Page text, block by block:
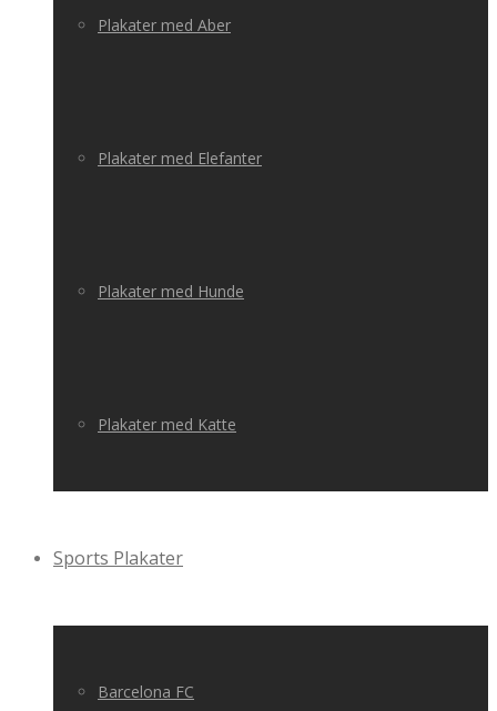
Plakater med Aber
Plakater med Elefanter
Plakater med Hunde
Plakater med Katte
Sports Plakater
Barcelona FC